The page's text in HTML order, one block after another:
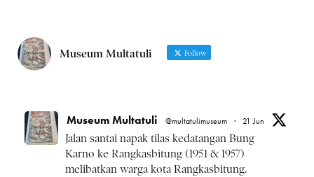
Museum Multatuli Follow
Museum Multatuli @multatulimuseum · 21 Jun
Jalan santai napak tilas kedatangan Bung
Karno ke Rangkasbitung (1951 & 1957)
melibatkan warga kota Rangkasbitung.